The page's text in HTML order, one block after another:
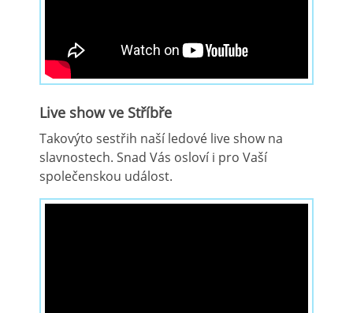
Live show ve Stříbře
Takovýto sestřih naší ledové live show na
slavnostech. Snad Vás osloví i pro Vaší
společenskou událost.